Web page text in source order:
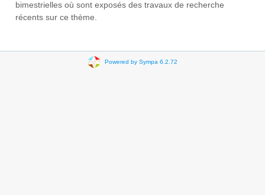
bimestrielles où sont exposés des travaux de recherche
récents sur ce thème.
Powered by Sympa 6.2.72